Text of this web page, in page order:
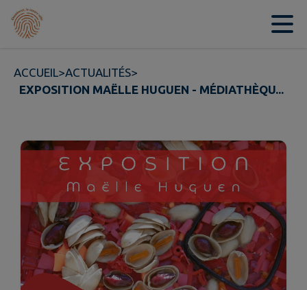
Contenu
ACCUEIL>ACTUALITÉS>
EXPOSITION MAËLLE HUGUEN - MÉDIATHÈQU...